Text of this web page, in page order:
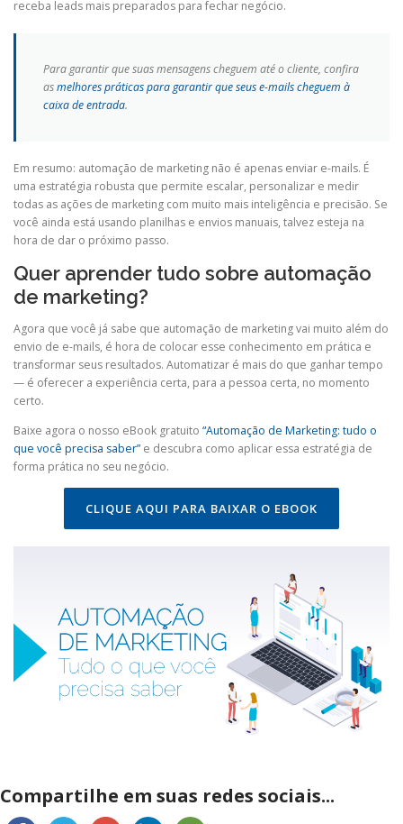
receba leads mais preparados para fechar negócio.
Para garantir que suas mensagens cheguem até o cliente, confira
asmelhores práticas para garantir que seus e-mails cheguem à
caixa de entrada.
Em resumo: automação de marketing não é apenas enviar e-mails. É
uma estratégia robusta que permite escalar, personalizar e medir
todas as ações de marketing com muito mais inteligência e precisão. Se
você ainda está usando planilhas e envios manuais, talvez esteja na
hora de dar o próximo passo.
Quer aprender tudo sobre automação
de marketing?
Agora que você já sabe que automação de marketing vai muito além do
envio de e-mails, é hora de colocar esse conhecimento em prática e
transformar seus resultados. Automatizar é mais do que ganhar tempo
— é oferecer a experiência certa, para a pessoa certa, no momento
certo.
Baixe agora o nosso eBook gratuito “Automação de Marketing: tudo o
que você precisa saber” e descubra como aplicar essa estratégia de
forma prática no seu negócio.
CLIQUE AQUI PARA BAIXAR O EBOOK
Compartilhe em suas redes sociais...